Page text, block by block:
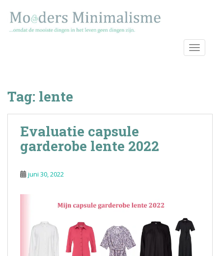
Tag: lente
Evaluatie capsule
garderobe lente 2022
juni 30, 2022